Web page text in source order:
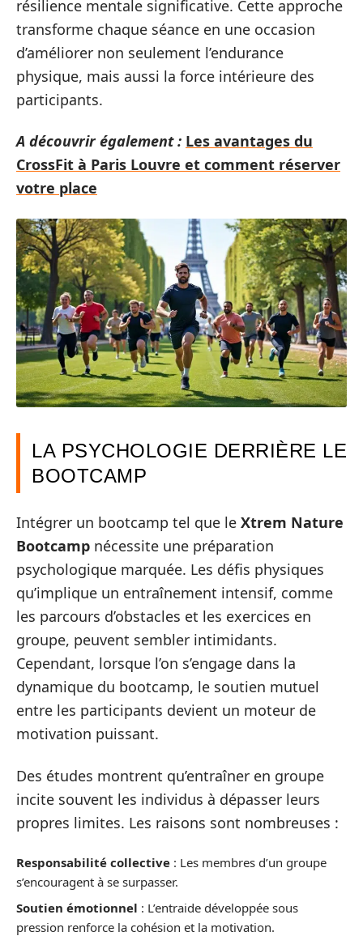
résilience mentale significative. Cette approche
transforme chaque séance en une occasion
d’améliorer non seulement l’endurance
physique, mais aussi la force intérieure des
participants.
A découvrir également : Les avantages du
CrossFit à Paris Louvre et comment réserver
votre place
LA PSYCHOLOGIE DERRIÈRE LE
BOOTCAMP
Intégrer un bootcamp tel que le Xtrem Nature
Bootcamp nécessite une préparation
psychologique marquée. Les défis physiques
qu’implique un entraînement intensif, comme
les parcours d’obstacles et les exercices en
groupe, peuvent sembler intimidants.
Cependant, lorsque l’on s’engage dans la
dynamique du bootcamp, le soutien mutuel
entre les participants devient un moteur de
motivation puissant.
Des études montrent qu’entraîner en groupe
incite souvent les individus à dépasser leurs
propres limites. Les raisons sont nombreuses :
Responsabilité collective : Les membres d’un groupe
s’encouragent à se surpasser.
Soutien émotionnel : L’entraide développée sous
pression renforce la cohésion et la motivation.